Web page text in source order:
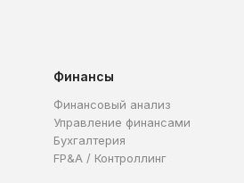
Финансы
Финансовый анализ
Управление финансами
Бухгалтерия
FP&A / Контроллинг